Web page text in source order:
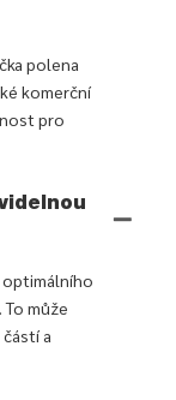
polena
komerční
pro
optimálního
může
a